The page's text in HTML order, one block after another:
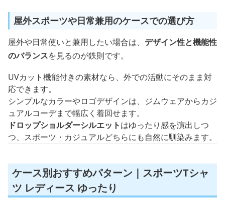
屋外スポーツや日常兼用のケースでの選び方
屋外や日常使いと兼用したい場合は、
デザイン性と機能性
を見るのが鉄則です。
UVカット機能付きの素材なら、外での活動にそのまま対
応できます。
シンプルなカラーやロゴデザインは、ジムウェアからカジ
ュアルコーデまで幅広く着回せます。
ドロップショルダーシルエット はゆったり感を演出しつ
つ、スポーツ・カジュアルどちらにも自然に馴染みます。
ケース別おすすめパターン｜スポーツTシャ
ツ レディース ゆったり